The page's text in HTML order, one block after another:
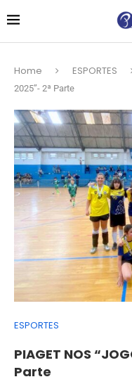
Home ESPORTES
2025”- 2ª Parte
ESPORTES
PIAGET NOS
Parte